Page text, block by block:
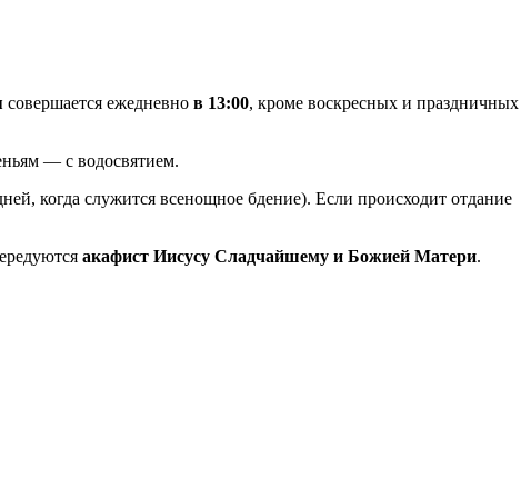
совершается ежедневно в 13:00, кроме воскресных и праздничных
— с водосвятием.
когда служится всенощное бдение). Если происходит отдание
акафист Иисусу Сладчайшему и Божией Матери.